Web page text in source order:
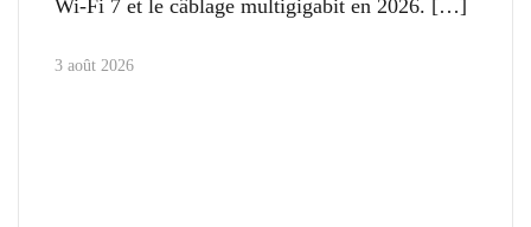
Wi-Fi 7 et le câblage multigigabit en 2026.
3 août 2026